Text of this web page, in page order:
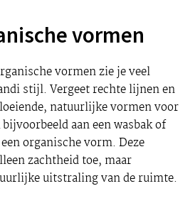
vormen
vormen zie je veel
stijl. Vergeet rechte lijnen en
natuurlijke vormen voor
aan een wasbak of
organische vorm. Deze
zachtheid toe, maar
uitstraling van de ruimte.